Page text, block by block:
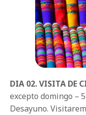
DIA 02. VISITA DE
excepto domingo –
Desayuno.